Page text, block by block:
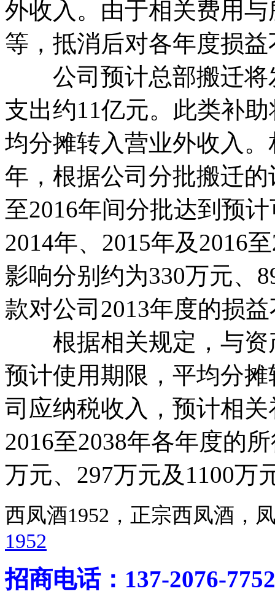
外收入。由于相关费用
等，抵消后对各年度损
公司预计总部搬迁将
支出约11亿元。此类补
均分摊转入营业外收入
年，根据公司分批搬迁
至2016年间分批达到预
2014年、2015年及2016
影响分别约为330万元、
款对公司2013年度的损
根据相关规定，与资
预计使用期限，平均分
司应纳税收入，预计相
2016至2038年各年度的
万元、297万元及1100万
西凤酒1952，正宗西凤酒
1952
招商电话：137-2076-7752